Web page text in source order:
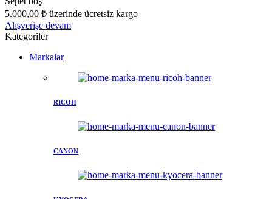
5.000,00 ₺ üzerinde ücretsiz kargo
Alışverişe devam
Kategoriler
Markalar
RICOH
CANON